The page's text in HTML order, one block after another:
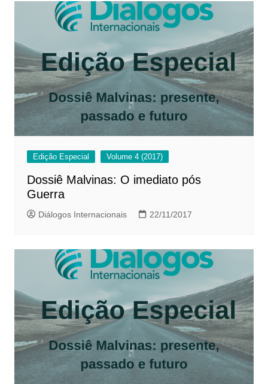
Edição Especial Volume 4 (2017)
Dossiê Malvinas: O imediato pós
Guerra
Diálogos Internacionais 22/11/2017